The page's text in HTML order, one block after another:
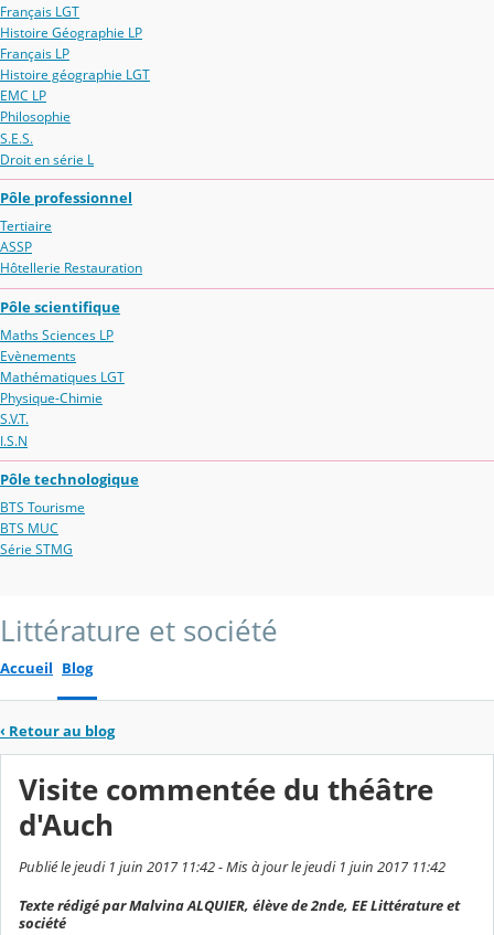
Français LGT
Histoire Géographie LP
Français LP
Histoire géographie LGT
EMC LP
Philosophie
S.E.S.
Droit en série L
Pôle professionnel
Tertiaire
ASSP
Hôtellerie Restauration
Pôle scientifique
Maths Sciences LP
Evènements
Mathématiques LGT
Physique-Chimie
S.V.T.
I.S.N
Pôle technologique
BTS Tourisme
BTS MUC
Série STMG
Littérature et société
Accueil Blog
‹ Retour au blog
Visite commentée du théâtre
d'Auch
Publié le jeudi 1 juin 2017 11:42 - Mis à jour le jeudi 1 juin 2017 11:42
Texte rédigé par Malvina ALQUIER, élève de 2nde, EE Littérature et
société